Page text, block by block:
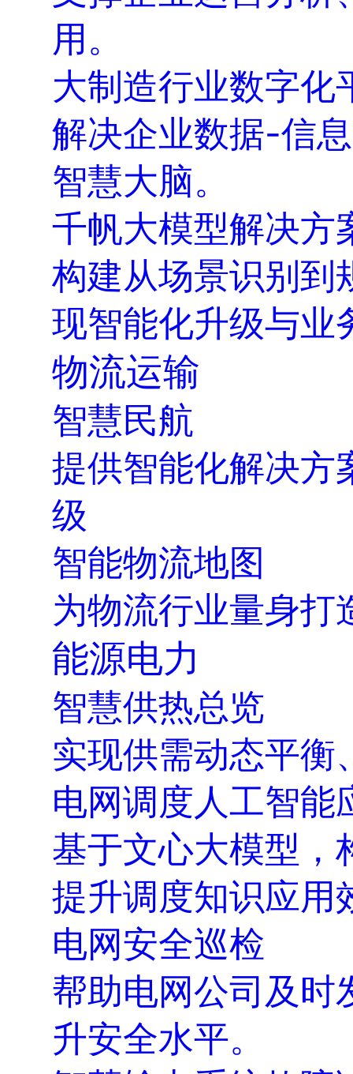
用。
大制造行业数字化
解决企业数据-信
智慧大脑。
千帆大模型解决方
构建从场景识别到
现智能化升级与业
物流运输
智慧民航
提供智能化解决方
级
智能物流地图
为物流行业量身打
能源电力
智慧供热总览
实现供需动态平衡
电网调度人工智能
基于文心大模型，
提升调度知识应用
电网安全巡检
帮助电网公司及时
升安全水平。